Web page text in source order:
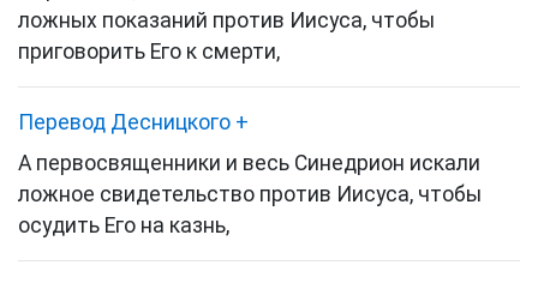
ложных показаний против Иисуса, чтобы
приговорить Его к смерти,
Перевод Десницкого +
А первосвященники и весь Синедрион искали
ложное свидетельство против Иисуса, чтобы
осудить Его на казнь,